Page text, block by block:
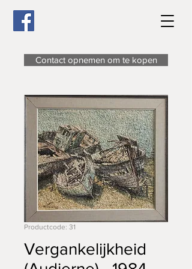
Contact opnemen om te kopen
Productcode: 31
Vergankelijkheid